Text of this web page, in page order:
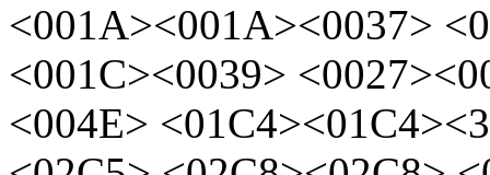
<001A><001A><0037>
<001C><0039>
<004E>